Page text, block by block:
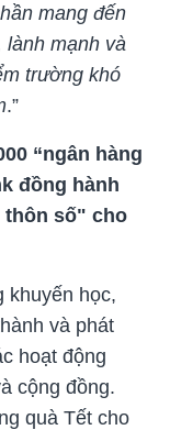
mang đến
mạnh và
trường khó
.”
“ngân hàng
đồng hành
thôn số" cho
khuyến học,
và phát
hoạt động
cộng đồng.
quà Tết cho